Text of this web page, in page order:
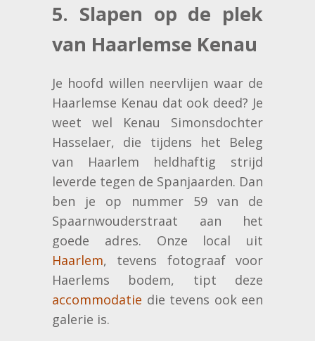
5. Slapen op de plek
van Haarlemse Kenau
Je hoofd willen neervlijen waar de
Haarlemse Kenau dat ook deed? Je
weet wel Kenau Simonsdochter
Hasselaer, die tijdens het Beleg
van Haarlem heldhaftig strijd
leverde tegen de Spanjaarden. Dan
ben je op nummer 59 van de
Spaarnwouderstraat aan het
goede adres. Onze local uit
Haarlem, tevens fotograaf voor
Haerlems bodem, tipt deze
accommodatie die tevens ook een
galerie is.